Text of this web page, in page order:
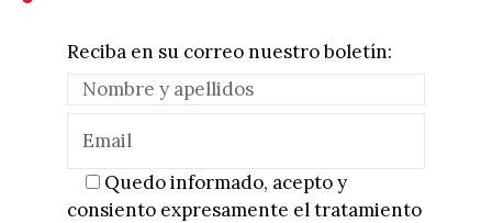
Reciba en su correo nuestro boletín:
Quedo informado, acepto y
consiento expresamente el tratamiento